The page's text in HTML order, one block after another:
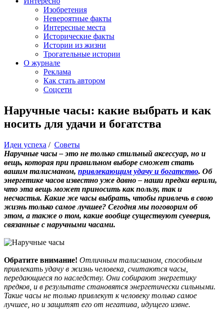
Изобретения
Невероятные факты
Интересные места
Исторические факты
Истории из жизни
Трогательные истории
О журнале
Реклама
Как стать автором
Соцсети
Наручные часы: какие выбрать и как
носить для удачи и богатства
Идеи успеха / Советы
Наручные часы – это не только стильный аксессуар, но и
вещь, которая при правильном выборе сможет стать
вашим талисманом, привлекающим удачу и богатство. Об
энергетике часов известно уже давно – наши предки верили,
что эта вещь может приносить как пользу, так и
несчастья. Какие же часы выбрать, чтобы привлечь в свою
жизнь только самое лучшее? Сегодня мы поговорим об
этом, а также о том, какие вообще существуют суеверия,
связанные с наручными часами.
Обратите внимание! Отличным талисманом, способным
привлекать удачу в жизнь человека, считаются часы,
передающиеся по наследству. Они собирают энергетику
предков, и в результате становятся энергетически сильными.
Такие часы не только привлекут к человеку только самое
лучшее, но и защитят его от негатива, идущего извне.